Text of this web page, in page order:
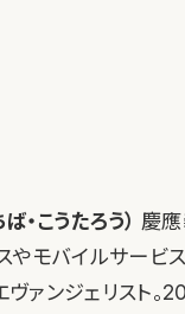
・こうたろう） 慶應
やモバイルサービ
ァンジェリスト。